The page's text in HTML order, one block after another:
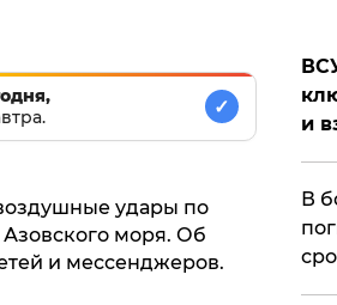
✓
удары по
моря. Об
и мессенджеров.
и
В